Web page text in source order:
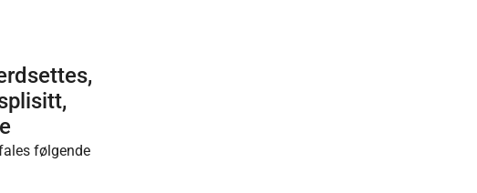
følgende